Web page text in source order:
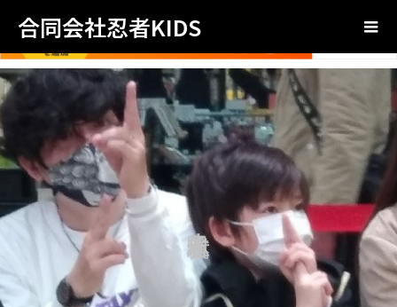
合同会社忍者KIDS
親子忍者体験！